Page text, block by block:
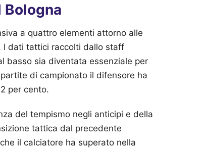
Bologna
a quattro elementi attorno alle
I dati tattici raccolti dallo staff
basso sia diventata essenziale per
di campionato il difensore ha
per cento.
del tempismo negli anticipi e della
tattica dal precedente
il calciatore ha superato nella